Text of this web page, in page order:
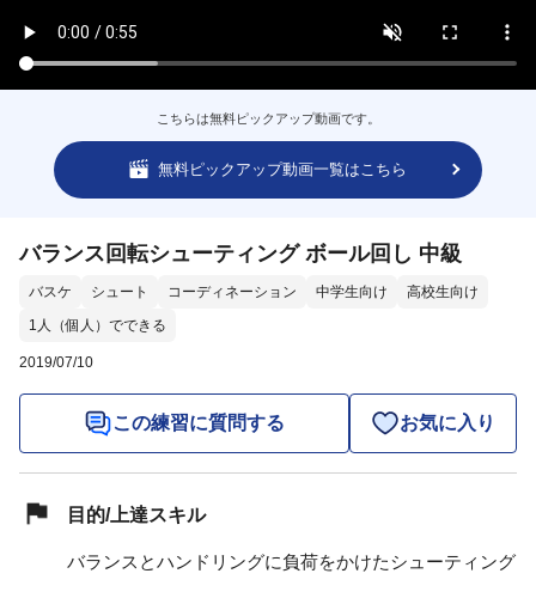
こちらは無料ピックアップ動画です。
無料ピックアップ動画一覧はこちら
バランス回転シューティング ボール回し 中級
バスケ シュート コーディネーション 中学生向け
高校生向け
1人（個人）でできる
2019/07/10
この練習に質問する お気に入り
目的/上達スキル
バランスとハンドリングに負荷をかけたシューティング